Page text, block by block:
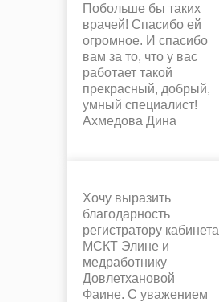
Побольше бы таких
врачей! Спасибо ей
огромное. И спасибо
вам за то, что у вас
работает такой
прекрасный, добрый,
умный специалист!
Ахмедова Дина
Хочу выразить
благодарность
регистратору кабинета
МСКТ Элине и
медработнику
Довлетхановой
Фаине. С уважением